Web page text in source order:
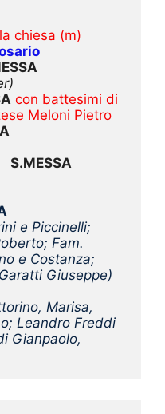
chiesa (m)
con battesimi di
Meloni Pietro
S.MESSA
e Piccinelli;
Fam.
e Costanza;
Giuseppe)
Marisa,
Leandro Freddi
Gianpaolo,